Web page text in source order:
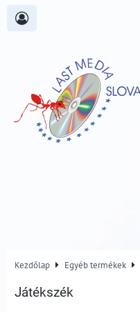
Kezdőlap Egyéb termékek
Játékszék